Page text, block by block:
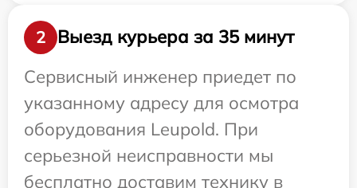
2
Выезд курьера за 35 минут
Сервисный инженер приедет по
указанному адресу для осмотра
оборудования Leupold. При
серьезной неисправности мы
бесплатно доставим технику в